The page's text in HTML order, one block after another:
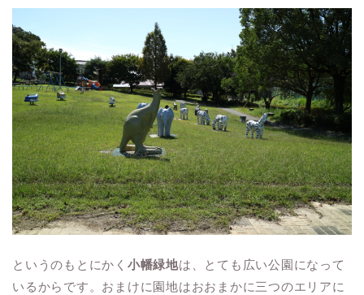
というのもとにかく 小幡緑地は、とても広い公園になって
いるからです。おまけに園地はおおまかに三つのエリアに